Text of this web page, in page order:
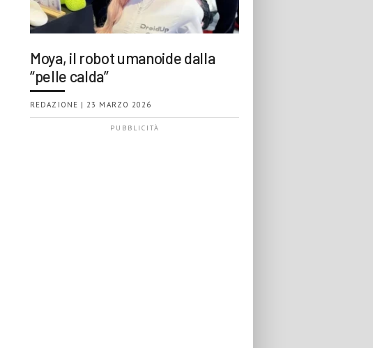
Moya, il robot umanoide dalla
“pelle calda”
REDAZIONE | 23 MARZO 2026